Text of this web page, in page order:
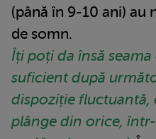
(până în 9-10 ani) au
de somn.
Îți poți da însă
suficient după
dispoziție fluctuantă,
plânge din orice,